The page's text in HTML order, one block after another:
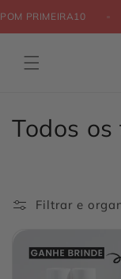
para o
conteúdo
PRIMEIRA10
C
e
Todos
Filtrar e